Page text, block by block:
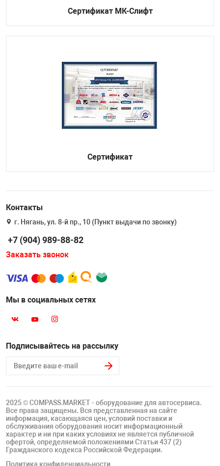
Сертификат МК-Слифт
Сертификат
Контакты
г. Нягань, ул. 8-й пр., 10 (Пункт выдачи по звонку)
+7 (904) 989-88-82
Заказать звонок
Мы в социальных сетях
Подписывайтесь на рассылку
2025 © COMPASS.MARKET - оборудование для автосервиса.
Все права защищены. Вся представленная на сайте
информация, касающаяся цен, условий поставки и
обслуживания оборудования носит информационный
характер и ни при каких условиях не является публичной
офертой, определяемой положениями Статьи 437 (2)
Гражданского кодекса Российской Федерации.
Политика конфиденциальности